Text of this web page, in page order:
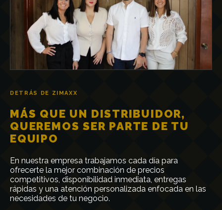
DETRÁS DE ZIMAXX
MÁS QUE UN DISTRIBUIDOR,
QUEREMOS SER PARTE DE TU
EQUIPO
En nuestra empresa trabajamos cada día para
ofrecerte la mejor combinación de precios
competitivos, disponibilidad inmediata, entregas
rápidas y una atención personalizada enfocada en las
necesidades de tu negocio.